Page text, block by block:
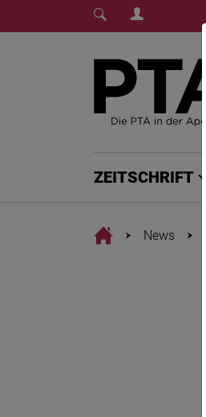
Login Menu
ZEITSCHRIFT
HomeNews